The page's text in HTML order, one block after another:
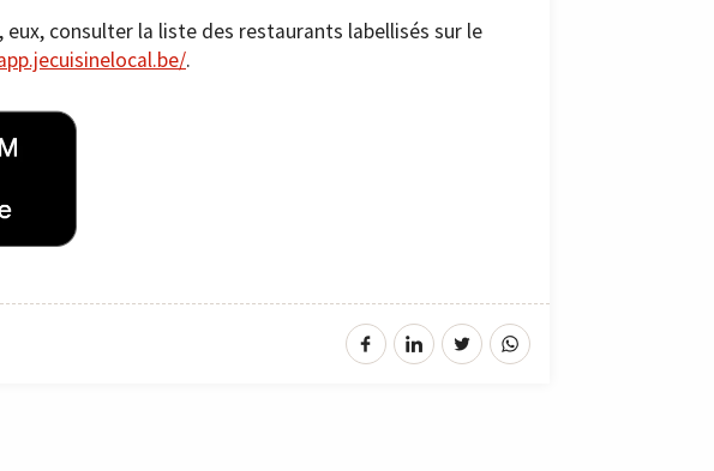
consulter la liste des restaurants labellisés sur le
.